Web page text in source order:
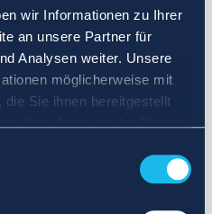
wir Informationen zu Ihrer
an unsere Partner für
Analysen weiter. Unsere
möglicherweise mit
Sie ihnen bereitgestellt